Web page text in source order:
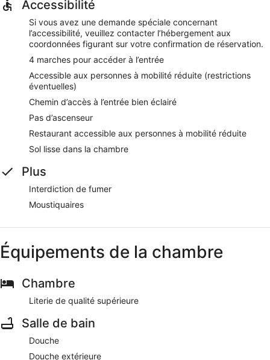
Accessibilité
Si vous avez une demande spéciale concernant
l’accessibilité, veuillez contacter l’hébergement aux
coordonnées figurant sur votre confirmation de réservation.
4 marches pour accéder à l’entrée
Accessible aux personnes à mobilité réduite (restrictions
éventuelles)
Chemin d’accès à l’entrée bien éclairé
Pas d’ascenseur
Restaurant accessible aux personnes à mobilité réduite
Sol lisse dans la chambre
Plus
Interdiction de fumer
Moustiquaires
Équipements de la chambre
Chambre
Literie de qualité supérieure
Salle de bain
Douche
Douche extérieure